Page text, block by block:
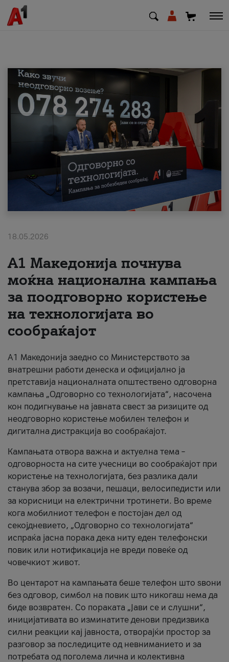
МК EN SQ
Деловни
Поддршка
Надополни кредит
#ПодобарОнлајн
18.05.2026
A1 Македонија почнува
моќна национална кампања
за поодговорно користење
на технологијата во
сообраќајот
A1 Македонија заедно со Министерството за
внатрешни работи денеска и официјално ја
претставија националната општествено одговорна
кампања „Одговорно со технологијата“, насочена
кон подигнување на јавната свест за ризиците од
неодговорно користење мобилен телефон и
дигитална дистракција во сообраќајот.
Кампањата отвора важна и актуелна тема –
одговорноста на сите учесници во сообраќајот при
користење на технологијата, без разлика дали
станува збор за возачи, пешаци, велосипедисти или
за корисници на електрични тротинети. Во време
кога мобилниот телефон е постојан дел од
секојдневието, „Одговорно со технологијата“
испраќа јасна порака дека ниту еден телефонски
повик или нотификација не вреди повеќе од
човечкиот живот.
Во центарот на кампањата беше телефон што ѕвони
без одговор, симбол на повик што никогаш нема да
биде возвратен. Со пораката „Јави се и слушни“,
иницијативата во изминатите денови предизвика
силни реакции кај јавноста, отворајќи простор за
разговор за последиците од невниманието и за
потребата од поголема лична и колективна